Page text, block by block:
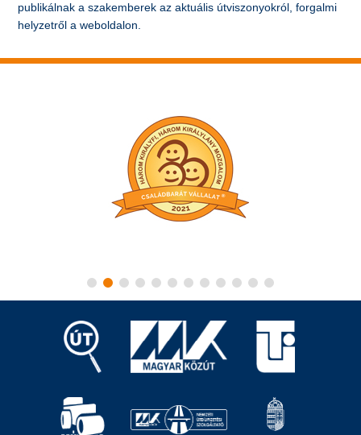
publikálnak a szakemberek az aktuális útviszonyokról, forgalmi
helyzetről a weboldalon.